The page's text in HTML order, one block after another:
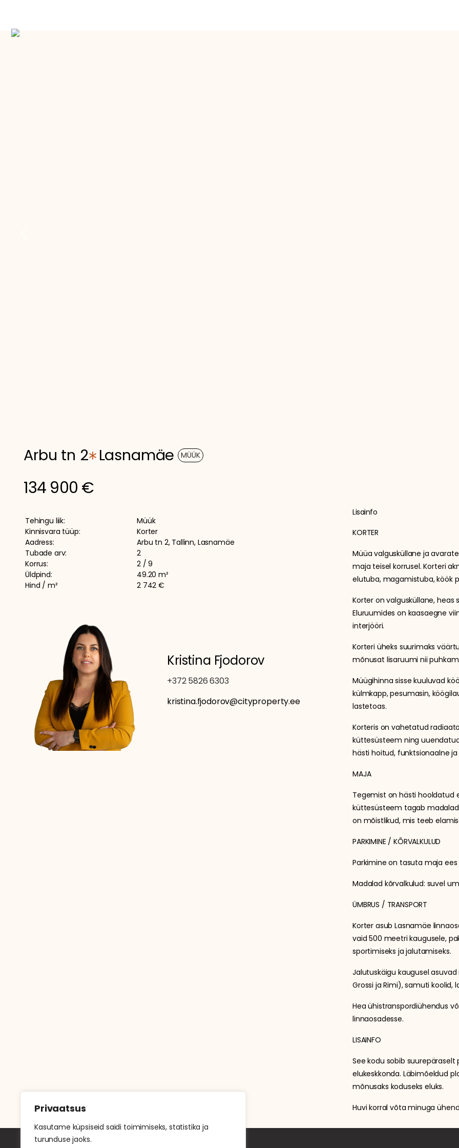
Privaatsus
Kasutame küpsiseid saidi toimimiseks, statistika ja
turunduse jaoks.
Arbu tn 2 Lasnamäe MÜÜK
134 900 €
Tehingu liik:
Müük
Kinnisvara tüüp:
Korter
Aadress:
Arbu tn 2, Tallinn, Lasnamäe
Tubade arv:
2
Korrus:
2 / 9
Üldpind:
49.20 m²
Hind / m²
2 742 €
Lisainfo
KORTER
Müüa valgusküllane ja
maja teisel korrusel. Korteri
elutuba, magamistuba, köök
Korter on valgusküllane, heas
Eluruumides on kaasaegne
interjööri.
Korteri üheks suurimaks
mõnusat lisaruumi nii
Müügihinna sisse kuuluvad
külmkapp, pesumasin,
lastetoas.
Korteris on vahetatud
küttesüsteem ning
hästi hoitud, funktsionaalne
MAJA
Tegemist on hästi hooldatud
küttesüsteem tagab
on mõistlikud, mis teeb
PARKIMINE / KÕRVALKULUD
Parkimine on tasuta maja
Madalad kõrvalkulud: suvel
ÜMBRUS / TRANSPORT
Korter asub Lasnamäe
vaid 500 meetri kaugusele,
sportimiseks ja jalutamiseks.
Jalutuskäigu kaugusel
Grossi ja Rimi), samuti koolid,
Hea ühistranspordiühendus
linnaosadesse.
LISAINFO
See kodu sobib
elukeskkonda. Läbimõeldud
mõnusaks koduseks eluks.
Huvi korral võta minuga
Kristina Fjodorov
+372 5826 6303
kristina.fjodorov@cityproperty.ee